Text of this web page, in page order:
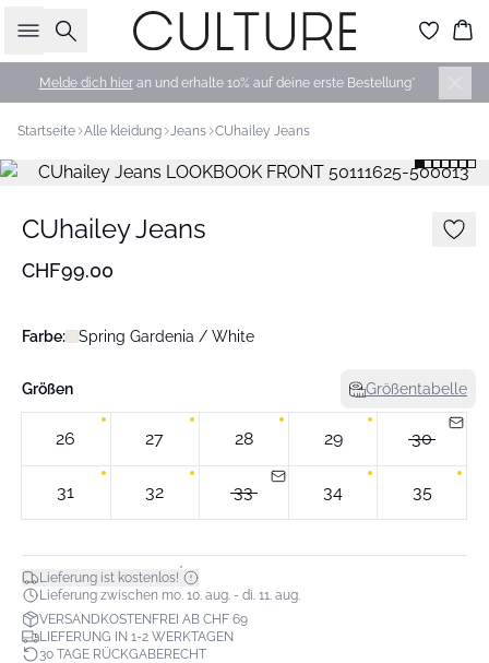
Suche
Melde dich hieran und erhalte 10% auf deine erste Bestellung*
Startseite Alle kleidung Jeans CUhailey Jeans
CUhailey Jeans
CHF99.00
Farbe: Spring Gardenia / White
Größen Größentabelle
26 27 28 29 30
31 32 33 34 35
Lieferung ist kostenlos!*
Lieferung zwischen mo. 10. aug. - di. 11. aug.
VERSANDKOSTENFREI AB CHF 69
LIEFERUNG IN 1-2 WERKTAGEN
30 TAGE RÜCKGABERECHT